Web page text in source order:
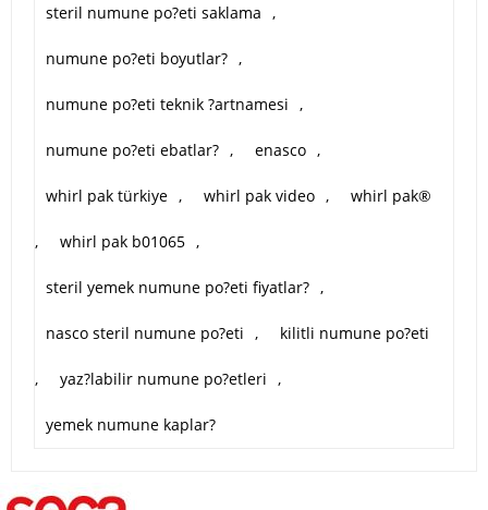
steril numune po?eti saklama ,
numune po?eti boyutlar? ,
numune po?eti teknik ?artnamesi ,
numune po?eti ebatlar? , enasco ,
whirl pak türkiye , whirl pak video , whirl pak®
, whirl pak b01065 ,
steril yemek numune po?eti fiyatlar? ,
nasco steril numune po?eti , kilitli numune po?eti
, yaz?labilir numune po?etleri ,
yemek numune kaplar?